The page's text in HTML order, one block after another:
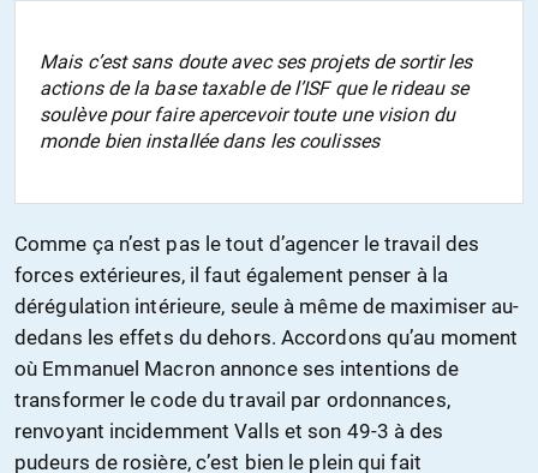
Mais c’est sans doute avec ses projets de sortir les
actions de la base taxable de l’ISF que le rideau se
soulève pour faire apercevoir toute une vision du
monde bien installée dans les coulisses
Comme ça n’est pas le tout d’agencer le travail des
forces extérieures, il faut également penser à la
dérégulation intérieure, seule à même de maximiser au-
dedans les effets du dehors. Accordons qu’au moment
où Emmanuel Macron annonce ses intentions de
transformer le code du travail par ordonnances,
renvoyant incidemment Valls et son 49-3 à des
pudeurs de rosière, c’est bien le plein qui fait